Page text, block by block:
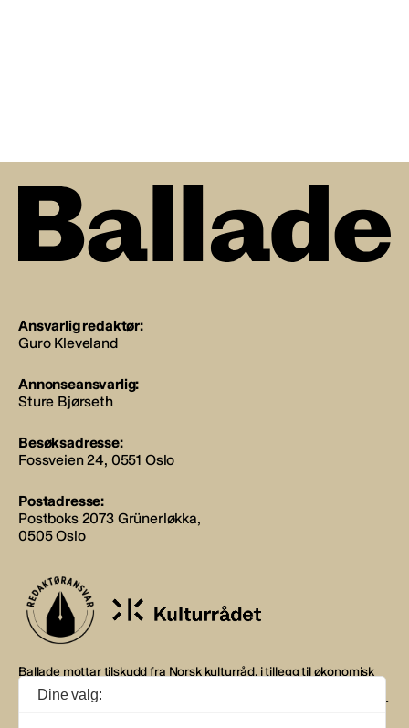
Ansvarlig redaktør:
Guro Kleveland
Annonseansvarlig:
Sture Bjørseth
Besøksadresse:
Fossveien 24, 0551 Oslo
Postadresse:
Postboks 2073 Grünerløkka,
0505 Oslo
Ballade mottar tilskudd fra Norsk kulturråd, i tillegg til økonomisk
støtte fra eierne NOPA, Norsk komponistforening og
Musikkforleggerne. Ballade drives etter Redaktør- og Vær Varsom-
Dine valg: